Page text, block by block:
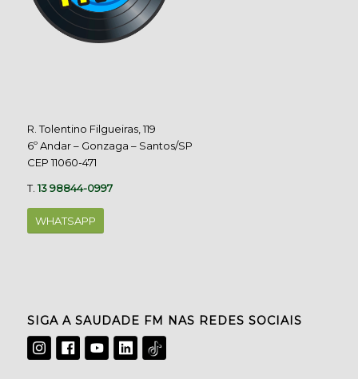
R. Tolentino Filgueiras, 119
6º Andar – Gonzaga – Santos/SP
CEP 11060-471
T.13 98844-0997
WHATSAPP
SIGA A SAUDADE FM NAS REDES SOCIAIS